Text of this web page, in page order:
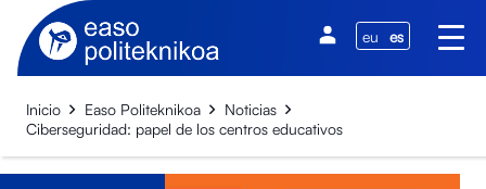
eu es
Inicio Easo Politeknikoa
Noticias
Ciberseguridad: papel de los centros educativos